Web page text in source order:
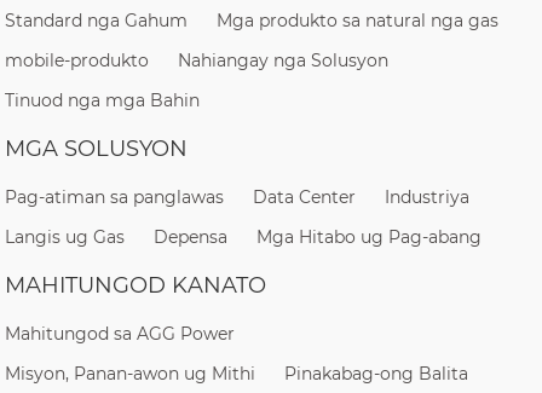
Standard nga Gahum
Mga produkto sa natural nga gas
mobile-produkto
Nahiangay nga Solusyon
Tinuod nga mga Bahin
MGA SOLUSYON
Pag-atiman sa panglawas Data Center
Industriya
Langis ug Gas
Depensa Mga Hitabo ug Pag-abang
MAHITUNGOD KANATO
Mahitungod sa AGG Power
Misyon, Panan-awon ug Mithi
Pinakabag-ong Balita